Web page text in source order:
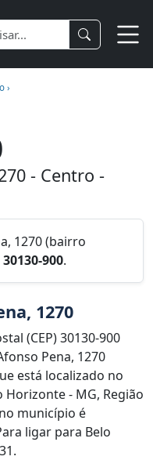
›
- Centro -
1270 (bairro
30130-900.
1270
(CEP) 30130-900
Pena, 1270
está localizado no
- MG, Região
município é
ligar para Belo